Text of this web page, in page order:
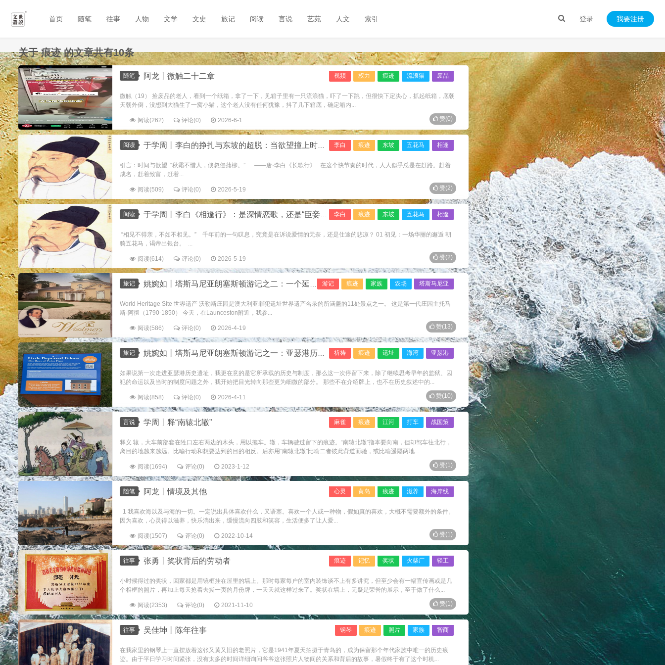
登录 我要注册
首页 随笔 往事 人物 文学 文史 旅记 阅读 言说 艺苑 人文 索引
关于痕迹的文章共有10条
随笔 视频 权力 痕迹 流浪猫 废品
阿龙丨微触二十二章
微触（19） 捡废品的老人，看到一个纸箱，拿了一下，见箱子里有一只流浪猫，吓了一下跳，但很快下定决心，抓起纸箱，底朝
天朝外倒，没想到大猫生了一窝小猫，这个老人没有任何犹豫，抖了几下箱底，确定箱内...
阅读(262) 评论(0) 2026-6-1 赞(0)
阅读 李白 痕迹 东坡 五花马 相逢
于学周丨李白的挣扎与东坡的超脱：当欲望撞上时间的铁壁
引言：时间与欲望 “秋霜不惜人，倏忽侵蒲柳。” ——唐·李白《长歌行》 在这个快节奏的时代，人人似乎总是在赶路。赶着
成名，赶着致富，赶着...
阅读(509) 评论(0) 2026-5-19 赞(2)
阅读 李白 痕迹 东坡 五花马 相逢
于学周丨李白《相逢行》：是深情恋歌，还是“臣妾”的独白？
“相见不得亲，不如不相见。” 千年前的一句叹息，究竟是在诉说爱情的无奈，还是仕途的悲凉？ 01 初见：一场华丽的邂逅 朝
骑五花马，谒帝出银台。 ...
阅读(614) 评论(0) 2026-5-19 赞(2)
旅记 游记 痕迹 家族 农场 塔斯马尼亚
姚婉如丨塔斯马尼亚朗塞斯顿游记之二：一个延续了八代人的巨大的农场（之一）
World Heritage Site 世界遗产 沃勒斯庄园是澳大利亚罪犯遗址世界遗产名录的所涵盖的11处景点之一。 这是第一代庄园主托马
斯·阿彻（1790-1850） 今天，在Launceston附近，我参...
阅读(586) 评论(0) 2026-4-19 赞(13)
旅记 祈祷 痕迹 遗址 海湾 亚瑟港
姚婉如丨塔斯马尼亚朗塞斯顿游记之一：亚瑟港历史遗址——细节背后
如果说第一次走进亚瑟港历史遗址，我更在意的是它所承载的历史与制度，那么这一次停留下来，除了继续思考早年的监狱、囚
犯的命运以及当时的制度问题之外，我开始把目光转向那些更为细微的部分。 那些不在介绍牌上，也不在历史叙述中的...
阅读(858) 评论(0) 2026-4-11 赞(10)
言说 麻雀 痕迹 江河 打车 战国策
学周丨释“南辕北辙”
释义 辕，大车前部套在牲口左右两边的木头，用以拖车。辙，车辆驶过留下的痕迹。“南辕北辙”指本要向南，但却驾车往北行，
离目的地越来越远。比喻行动和想要达到的目的相反。后亦用“南辕北辙”比喻二者彼此背道而驰，或比喻遥隔两地...
阅读(1694) 评论(0) 2023-1-12 赞(1)
随笔 心灵 黄岛 痕迹 滋养 海岸线
阿龙丨情境及其他
1 我喜欢海以及与海的一切。一定说出具体喜欢什么，又语塞。喜欢一个人或一种物，假如真的喜欢，大概不需要额外的条件。
因为喜欢，心灵得以滋养，快乐淌出来，缓慢流向四肢和笑容，生活便多了让人爱...
阅读(1507) 评论(0) 2022-10-14 赞(1)
往事 痕迹 记忆 奖状 火柴厂 轻工
张勇丨奖状背后的劳动者
小时候得过的奖状，回家都是用镜框挂在屋里的墙上。那时每家每户的室内装饰谈不上有多讲究，但至少会有一幅宣传画或是几
个相框的照片，再加上每天抢着去撕一页的月份牌，一天天就这样过来了。奖状在墙上，无疑是荣誉的展示，至于做了什么...
阅读(2353) 评论(0) 2021-11-10 赞(1)
往事 钢琴 痕迹 照片 家族 智商
吴佳坤丨陈年往事
在我家里的钢琴上一直摆放着这张又黄又旧的老照片，它是1941年夏天拍摄于青岛的，成为保留那个年代家族中唯一的历史痕
迹。由于平日学习时间紧张，没有太多的时间详细询问爷爷这张照片人物间的关系和背后的故事，暑假终于有了这个时机...